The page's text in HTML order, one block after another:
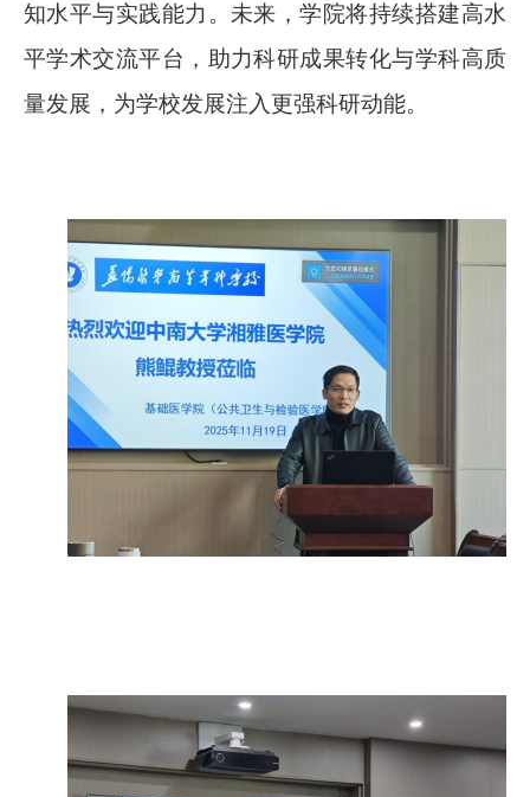
知水平与实践能力。未来，学院将持续搭建高水
平学术交流平台，助力科研成果转化与学科高质
量发展，为学校发展注入更强科研动能。